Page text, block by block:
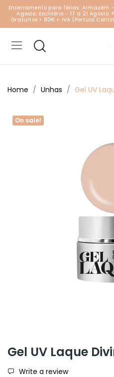
Encerramento para férias: Armazém
Agosto; Escritório - 17 a 21 Agosto.
Gratuitos > 80€ + IVA (Portual
Home Unhas Gel UV
On sale!
Gel UV Laque
Write a review